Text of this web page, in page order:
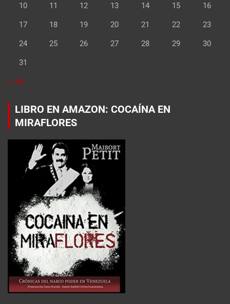
10 11 12 13 14 15 16
17 18 19 20 21 22 23
24 25 26 27 28 29 30
31
« Jul
LIBRO EN AMAZON: COCAÍNA EN
MIRAFLORES